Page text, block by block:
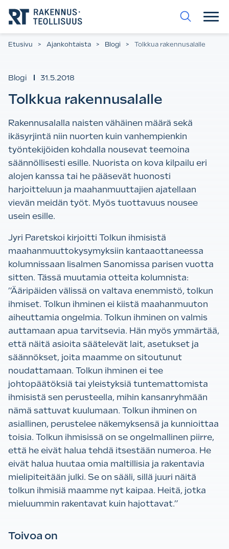
suoraan
sisältöön.
Etusivu > Ajankohtaista > Blogi > Tolkkua rakennusalalle
Blogi 31.5.2018
Tolkkua rakennusalalle
Rakennusalalla naisten vähäinen määrä sekä
ikäsyrjintä niin nuorten kuin vanhempienkin
työntekijöiden kohdalla nousevat teemoina
säännöllisesti esille. Nuorista on kova kilpailu eri
alojen kanssa tai he pääsevät huonosti
harjoitteluun ja maahanmuuttajien ajatellaan
vievän meidän työt. Myös tuottavuus nousee
usein esille.
Jyri Paretskoi kirjoitti Tolkun ihmisistä
maahanmuuttokysymyksiin kantaaottaneessa
kolumnissaan Iisalmen Sanomissa parisen vuotta
sitten. Tässä muutamia otteita kolumnista:
”Ääripäiden välissä on valtava enemmistö, tolkun
ihmiset. Tolkun ihminen ei kiistä maahanmuuton
aiheuttamia ongelmia. Tolkun ihminen on valmis
auttamaan apua tarvitsevia. Hän myös ymmärtää,
että näitä asioita säätelevät lait, asetukset ja
säännökset, joita maamme on sitoutunut
noudattamaan. Tolkun ihminen ei tee
johtopäätöksiä tai yleistyksiä tuntemattomista
ihmisistä sen perusteella, mihin kansanryhmään
nämä sattuvat kuulumaan. Tolkun ihminen on
asiallinen, perustelee näkemyksensä ja kunnioittaa
toisia. Tolkun ihmisissä on se ongelmallinen piirre,
että he eivät halua tehdä itsestään numeroa. He
eivät halua huutaa omia maltillisia ja rakentavia
mielipiteitään julki. Se on sääli, sillä juuri näitä
tolkun ihmisiä maamme nyt kaipaa. Heitä, jotka
mieluummin rakentavat kuin hajottavat.”
Toivoa on